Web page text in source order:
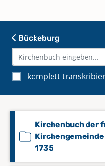
Bückeburg
komplett
Kirchenbuch der
1735